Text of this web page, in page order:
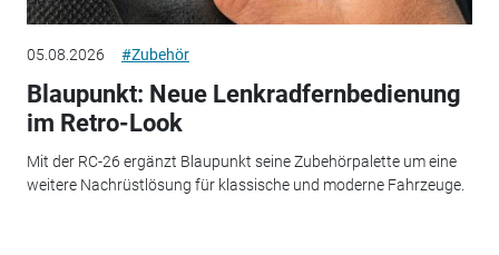
05.08.2026 #Zubehör
Blaupunkt: Neue Lenkradfernbedienung
im Retro-Look
Mit der RC-26 ergänzt Blaupunkt seine Zubehörpalette um eine
weitere Nachrüstlösung für klassische und moderne Fahrzeuge.